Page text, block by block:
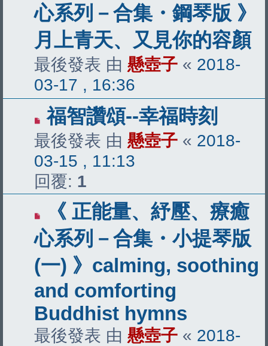
心系列－合集・鋼琴版 》
月上青天、又見你的容顏
最後發表 由 懸壺子 « 2018-
03-17 , 16:36
福智讚頌--幸福時刻
最後發表 由 懸壺子 « 2018-
03-15 , 11:13
回覆: 1
《 正能量、紓壓、療癒
心系列－合集・小提琴版
(一) 》calming, soothing
and comforting
Buddhist hymns
最後發表 由 懸壺子 « 2018-